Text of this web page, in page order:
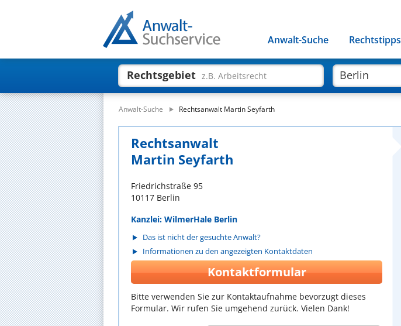
Anwalt-Suche Rechtstipps
Rechtsgebiet z.B. Arbeitsrecht
Anwalt-Suche Rechtsanwalt Martin Seyfarth
Rechtsanwalt
Martin Seyfarth
Friedrichstraße 95
10117 Berlin
Kanzlei: WilmerHale Berlin
Das ist nicht der gesuchte Anwalt?
Informationen zu den angezeigten Kontaktdaten
Kontaktformular
Bitte verwenden Sie zur Kontaktaufnahme bevorzugt dieses
Formular. Wir rufen Sie umgehend zurück. Vielen Dank!